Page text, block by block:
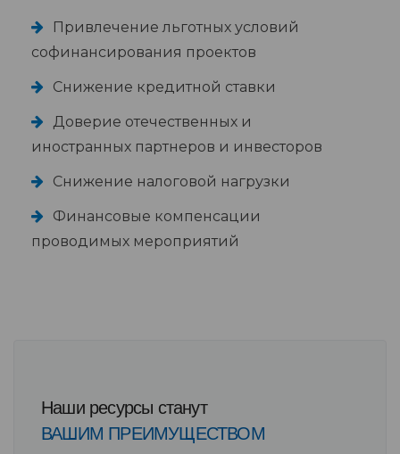
Привлечение льготных условий
софинансирования проектов
Снижение кредитной ставки
Доверие отечественных и
иностранных партнеров и инвесторов
Снижение налоговой нагрузки
Финансовые компенсации
проводимых мероприятий
Наши ресурсы станут
ВАШИМ ПРЕИМУЩЕСТВОМ